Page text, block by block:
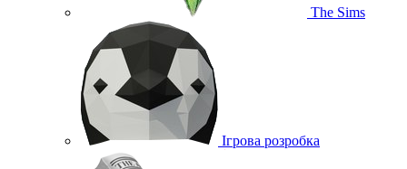
The Sims
Ігрова розробка